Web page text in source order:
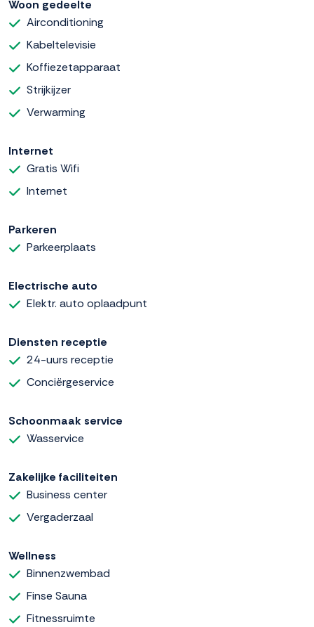
Woon gedeelte
Airconditioning
Kabeltelevisie
Koffiezetapparaat
Strijkijzer
Verwarming
Internet
Gratis Wifi
Internet
Parkeren
Parkeerplaats
Electrische auto
Elektr. auto oplaadpunt
Diensten receptie
24-uurs receptie
Conciërgeservice
Schoonmaak service
Wasservice
Zakelijke faciliteiten
Business center
Vergaderzaal
Wellness
Binnenzwembad
Finse Sauna
Fitnessruimte